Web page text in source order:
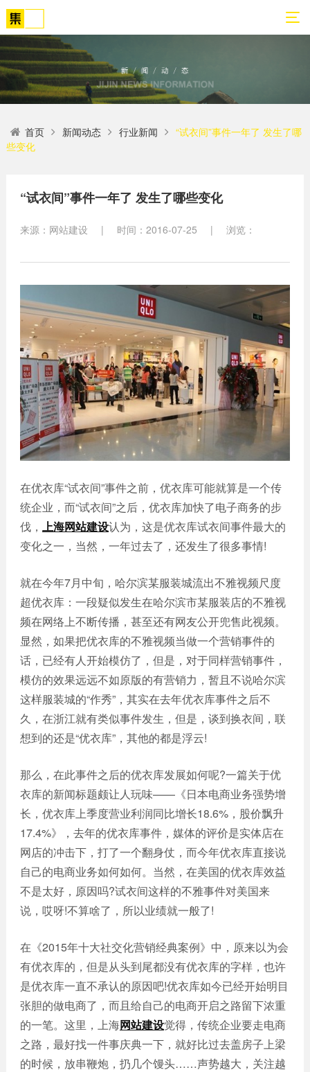
01
关
于
们
公
简
荣
誉
质
集
锦
文
化
我
们
的
户
02
网
划
法
03
解
案
高端
建设
小程
发
微信
定制
APP
开发
服务
电商
网站
建设
医药
网站
建设
外贸
建设
教育
培训
网站
建设
04
营
化
05
案
示
网站
案例
医疗
教育
培训
政府
单位
机械
IT科
技
装修
建筑
其他
小程
序案
例
电商
平台
案例
APP
案例
平台
案例
06
新
建
网
站
设
计
常
见
问
题
小
程
序
首页 新闻动态 行业新闻
“试衣间”事件一年了 发生了哪
些变化
“试衣间”事件一年了 发生了哪些变化
来源：网站建设 | 时间：2016-07-25 | 浏览：
在优衣库“试衣间”事件之前，优衣库可能就算是一个传
统企业，而“试衣间”之后，优衣库加快了电子商务的步
伐， 上海网站建设认为，这是优衣库试衣间事件最大的
变化之一，当然，一年过去了，还发生了很多事情!
就在今年7月中旬，哈尔滨某服装城流出不雅视频尺度
超优衣库：一段疑似发生在哈尔滨市某服装店的不雅视
频在网络上不断传播，甚至还有网友公开兜售此视频。
显然，如果把优衣库的不雅视频当做一个营销事件的
话，已经有人开始模仿了，但是，对于同样营销事件，
模仿的效果远远不如原版的有营销力，暂且不说哈尔滨
这样服装城的“作秀”，其实在去年优衣库事件之后不
久，在浙江就有类似事件发生，但是，谈到换衣间，联
想到的还是“优衣库”，其他的都是浮云!
那么，在此事件之后的优衣库发展如何呢?一篇关于优
衣库的新闻标题颇让人玩味——《日本电商业务强势增
长，优衣库上季度营业利润同比增长18.6%，股价飘升
17.4%》，去年的优衣库事件，媒体的评价是实体店在
网店的冲击下，打了一个翻身仗，而今年优衣库直接说
自己的电商业务如何如何。当然，在美国的优衣库效益
不是太好，原因吗?试衣间这样的不雅事件对美国来
说，哎呀!不算啥了，所以业绩就一般了!
在《2015年十大社交化营销经典案例》中，原来以为会
有优衣库的，但是从头到尾都没有优衣库的字样，也许
是优衣库一直不承认的原因吧!优衣库如今已经开始明目
张胆的做电商了，而且给自己的电商开启之路留下浓重
的一笔。这里，上海网站建设觉得，传统企业要走电商
之路，最好找一件事庆典一下，就好比过去盖房子上梁
的时候，放串鞭炮，扔几个馒头……声势越大，关注越